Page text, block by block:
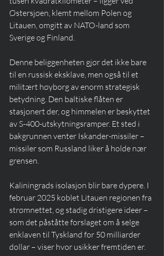
Østersjøen, klemt mellom Polen og
Litauen, omgitt av NATO-land som
Sverige og Finland.
Denne beliggenheten gjør det ikke bare
til en russisk eksklave, men også til et
militært høyborg av enorm strategisk
betydning. Den baltiske flåten er
stasjonert der, og himmelen er beskyttet
av S-400-utskytningsramper. Et sted i
bakgrunnen venter Iskander-missiler –
missiler som Russland liker å holde nær
grensen.
Kaliningrads isolasjon blir bare dypere. I
februar 2025 koblet Litauen regionen fra
strømnettet, og stadig dristigere ideer –
som det påståtte forslaget om å selge
enklaven til Tyskland for 50 milliarder
dollar – viser hvor usikker fremtiden er.